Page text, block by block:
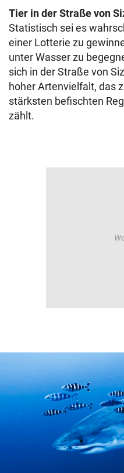
Tier in der Straße von
Statistisch sei es
einer Lotterie zu
unter Wasser zu
sich in der Straße von
hoher Artenvielfalt, das
stärksten befischten
zählt.